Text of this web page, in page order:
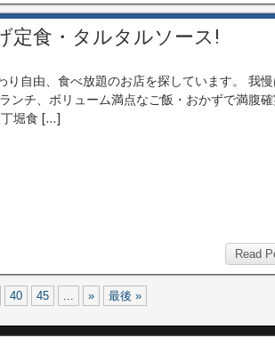
定食・タルタルソース!
り自由、食べ放題のお店を探しています。 我
ンチ、ボリューム満点なご飯・おかずで満腹確
丁堀食 […]
Read
40 45 ... » 最後 »